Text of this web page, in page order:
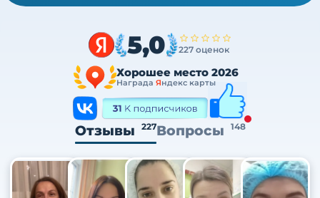
5,0 227 оценок
Хорошее место 2026
Награда Яндекс карты
Отзывы 227Вопросы 148